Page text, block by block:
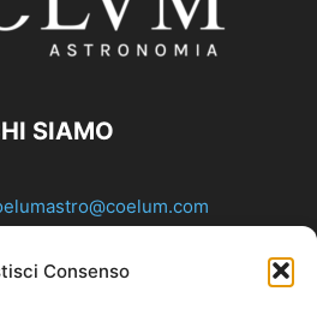
Consenso
SIAMO
SEGUICI